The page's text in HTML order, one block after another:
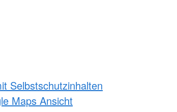
Selbstschutzinhalten
Maps Ansicht